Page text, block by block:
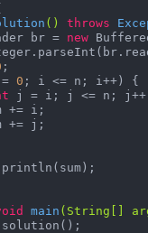
() throws
br =
new
;
0 ; i <= n; i++) {
j = i; j <= n;
+= i;
+= j;
main (String[]